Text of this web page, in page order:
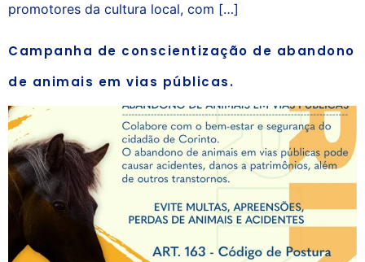
promotores da cultura local, com […]
Campanha de conscientização de abandono
de animais em vias públicas.